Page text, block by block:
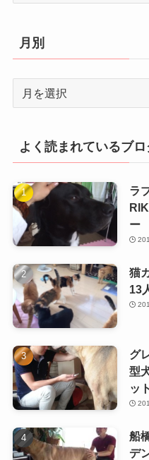
リ
ー
月別
よく読まれているブロ
ラ
ー
猫
13
グ
型
ッ
船
デ